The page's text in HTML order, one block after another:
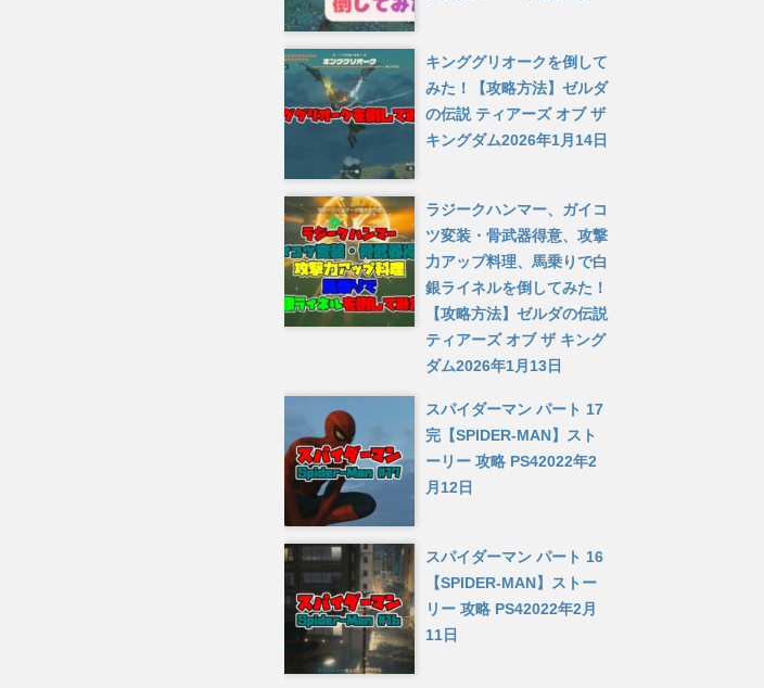
キンググリオークを倒して
みた！【攻略方法】ゼルダ
の伝説 ティアーズ オブ ザ
キングダム2026年1月14日
ラジークハンマー、ガイコ
ツ変装・骨武器得意、攻撃
力アップ料理、馬乗りで白
銀ライネルを倒してみた！
【攻略方法】ゼルダの伝説
ティアーズ オブ ザ キング
ダム2026年1月13日
スパイダーマン パート 17
完【SPIDER-MAN】スト
ーリー 攻略 PS42022年2
月12日
スパイダーマン パート 16
【SPIDER-MAN】ストー
リー 攻略 PS42022年2月
11日